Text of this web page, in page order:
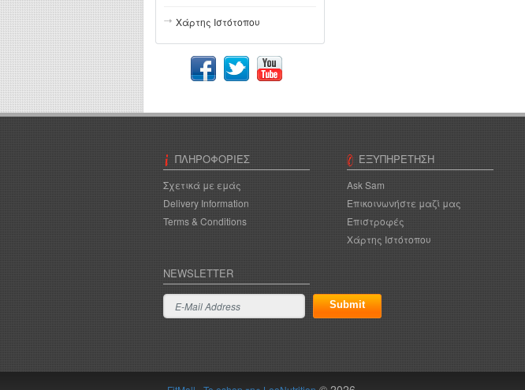
Χάρτης Ιστότοπου
ΠΛΗΡΟΦΟΡΊΕΣ
Σχετικά με εμάς
Delivery Information
Terms & Conditions
ΕΞΥΠΗΡΈΤΗΣΗ
Ask Sam
Επικοινωνήστε μαζί μας
Επιστροφές
Χάρτης Ιστότοπου
NEWSLETTER